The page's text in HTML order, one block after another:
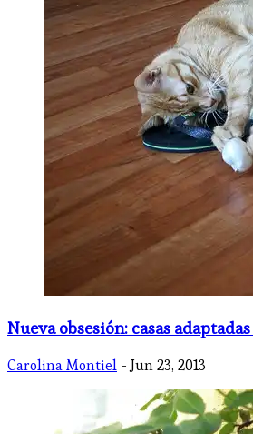
Nueva obsesión: casas
Carolina Montiel - Jun 23, 2013